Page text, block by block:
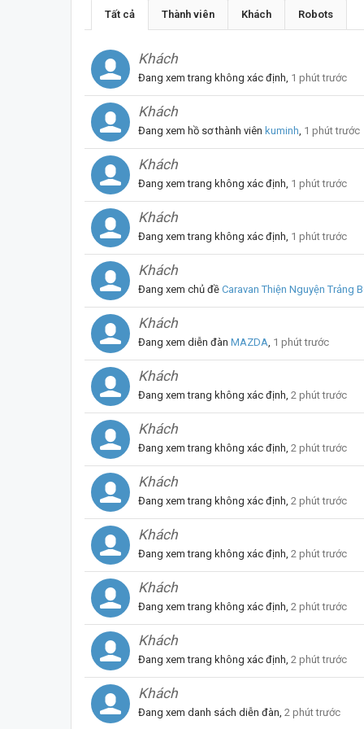
Tất cả Thành viên Khách Robots
Khách
Đang xem trang không xác định, 1 phút trước
Khách
Đang xem hồ sơ thành viên kuminh, 1 phút trước
Khách
Đang xem trang không xác định, 1 phút trước
Khách
Đang xem trang không xác định, 1 phút trước
Khách
Đang xem chủ đề Caravan Thiện Nguyện Trảng
Khách
Đang xem diễn đàn MAZDA, 1 phút trước
Khách
Đang xem trang không xác định, 2 phút trước
Khách
Đang xem trang không xác định, 2 phút trước
Khách
Đang xem trang không xác định, 2 phút trước
Khách
Đang xem trang không xác định, 2 phút trước
Khách
Đang xem trang không xác định, 2 phút trước
Khách
Đang xem trang không xác định, 2 phút trước
Khách
Đang xem danh sách diễn đàn, 2 phút trước